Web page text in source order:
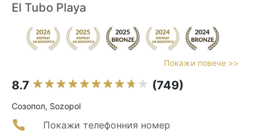
El Tubo Playa
Покажи повече >>
8.7 (749)
Созопол, Sozopol
Покажи телефонния номер